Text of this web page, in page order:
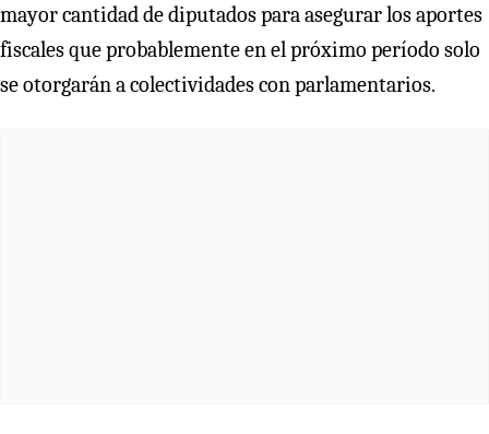
mayor cantidad de diputados para asegurar los aportes
fiscales que probablemente en el próximo período solo
se otorgarán a colectividades con parlamentarios.